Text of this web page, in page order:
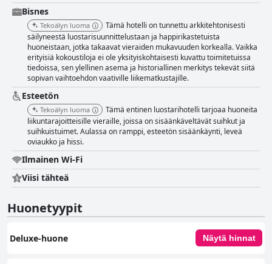
Bisnes
Tekoälyn luoma
Tämä hotelli on tunnettu arkkitehtonisesti
säilyneestä luostarisuunnittelustaan ja happirikastetuista
huoneistaan, jotka takaavat vieraiden mukavuuden korkealla. Vaikka
erityisiä kokoustiloja ei ole yksityiskohtaisesti kuvattu toimitetuissa
tiedoissa, sen ylellinen asema ja historiallinen merkitys tekevät siitä
sopivan vaihtoehdon vaativille liikematkustajille.
Esteetön
Tekoälyn luoma
Tämä entinen luostarihotelli tarjoaa huoneita
liikuntarajoitteisille vieraille, joissa on sisäänkäveltävät suihkut ja
suihkuistuimet. Aulassa on ramppi, esteetön sisäänkäynti, leveä
oviaukko ja hissi.
Ilmainen Wi-Fi
Viisi tähteä
Huonetyypit
Deluxe-huone Näytä hinnat